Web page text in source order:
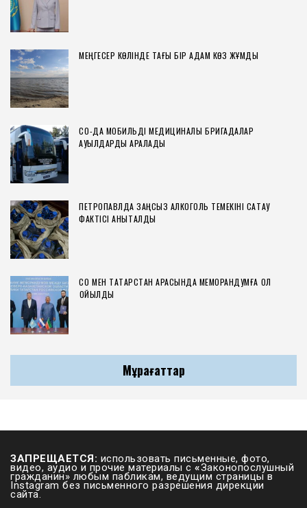
МЕҢГЕСЕР КӨЛІНДЕ ТАҒЫ БІР АДАМ КӨЗ ЖҰМДЫ
СҚО-ДА МОБИЛЬДІ МЕДИЦИНАЛЫҚ БРИГАДАЛАР
АУЫЛДАРДЫ АРАЛАДЫ
ПЕТРОПАВЛДА ЗАҢСЫЗ АЛКОГОЛЬ ТЕМЕКІНІ САҚТАУ
ФАКТІСІ АНЫҚТАЛДЫ
СҚО МЕН ТАТАРСТАН АРАСЫНДА МЕМОРАНДУМҒА ҚОЛ
ҚОЙЫЛДЫ
Мұрағаттар
ЗАПРЕЩАЕТСЯ: использовать письменные, фото,
видео, аудио и прочие материалы с «Законопослушный
гражданин» любым пабликам, ведущим страницы в
Instagram без письменного разрешения дирекции
сайта.